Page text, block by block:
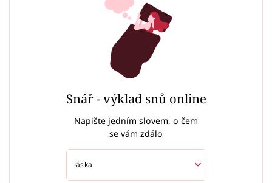
Snář - výklad snů online
Napište jedním slovem, o čem
se vám zdálo